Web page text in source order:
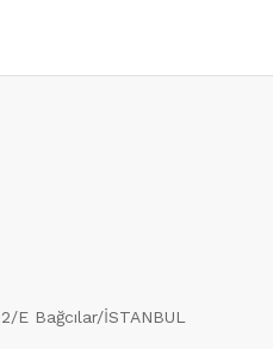
E Bağcılar/İSTANBUL